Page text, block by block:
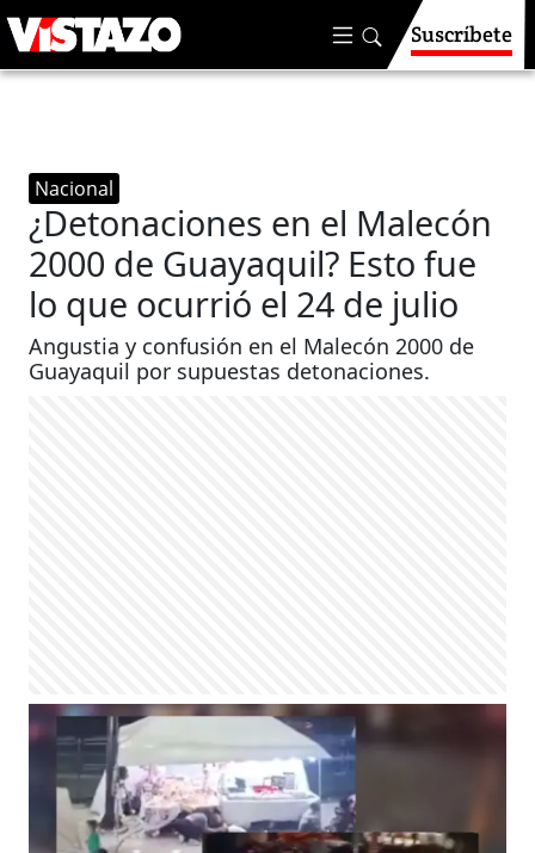
Suscríbete
Nacional
¿Detonaciones en el Malecón
2000 de Guayaquil? Esto fue
lo que ocurrió el 24 de julio
Angustia y confusión en el Malecón 2000 de
Guayaquil por supuestas detonaciones.